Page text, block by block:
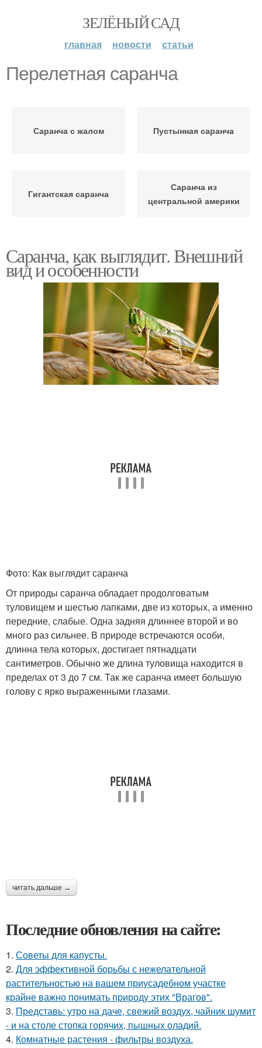
ЗЕЛЁНЫЙ САД
главная новости статьи
Перелетная саранча
Саранча с жалом Пустынная саранча
Гигантская саранча
Саранча из
центральной америки
Саранча, как выглядит. Внешний
вид и особенности
Фото: Как выглядит саранча
От природы саранча обладает продолговатым
туловищем и шестью лапками, две из которых, а именно
передние, слабые. Одна задняя длиннее второй и во
много раз сильнее. В природе встречаются особи,
длинна тела которых, достигает пятнадцати
сантиметров. Обычно же длина туловища находится в
пределах от 3 до 7 см. Так же саранча имеет большую
голову с ярко выраженными глазами.
читать дальше →
Последние обновления на сайте:
1. Советы для капусты.
2. Для эффективной борьбы с нежелательной
растительностью на вашем приусадебном участке
крайне важно понимать природу этих "Врагов".
3. Представь: утро на даче, свежий воздух, чайник шумит
- и на столе стопка горячих, пышных оладий.
4. Комнатные растения - фильтры воздуха.